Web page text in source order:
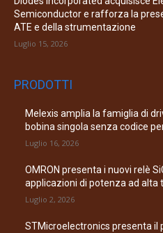
Semiconductor e rafforza la
ATE e della strumentazione
Luglio 15, 2026
PRODOTTI
Melexis amplia la famiglia di
bobina singola senza codice
Luglio 16, 2026
OMRON presenta i nuovi relè
applicazioni di potenza ad alta
Luglio 2, 2026
STMicroelectronics presenta il